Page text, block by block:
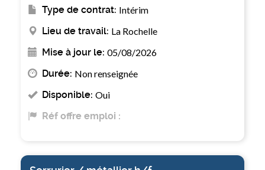
Type de contrat: Intérim
Lieu de travail: La Rochelle
Mise à jour le: 05/08/2026
Durée: Non renseignée
Disponible: Oui
Réf offre emploi :